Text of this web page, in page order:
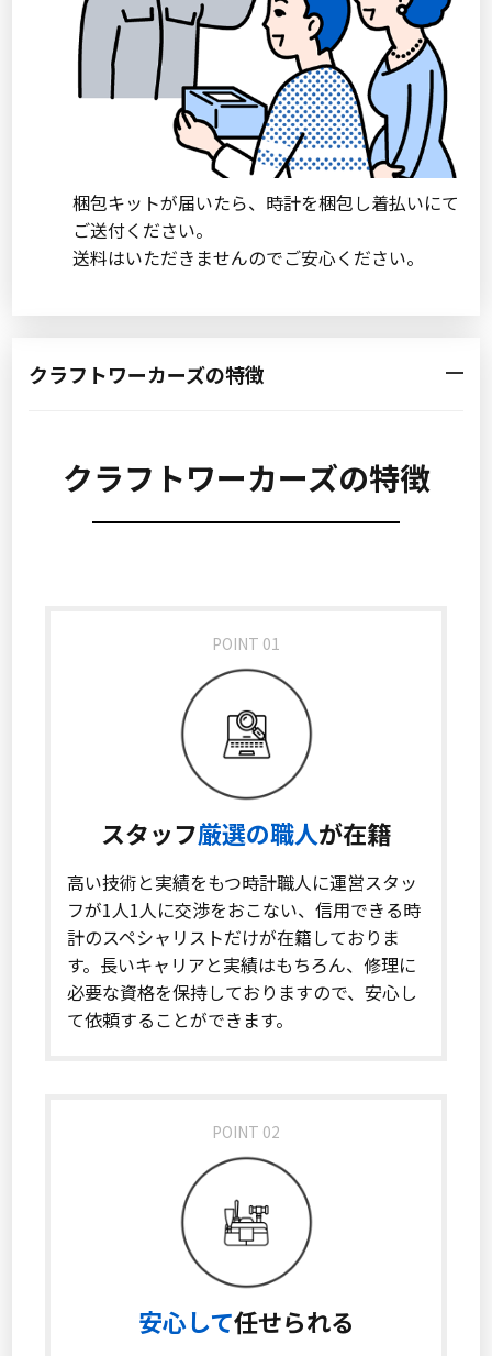
梱包キットが届いたら、時計を梱包し着払いにて
ご送付ください。
送料はいただきませんのでご安心ください。
クラフトワーカーズの特徴
クラフトワーカーズの特徴
POINT 01
スタッフ厳選の職人が在籍
高い技術と実績をもつ時計職人に運営スタッ
フが1人1人に交渉をおこない、信用できる時
計のスペシャリストだけが在籍しておりま
す。長いキャリアと実績はもちろん、修理に
必要な資格を保持しておりますので、安心し
て依頼することができます。
POINT 02
安心して任せられる